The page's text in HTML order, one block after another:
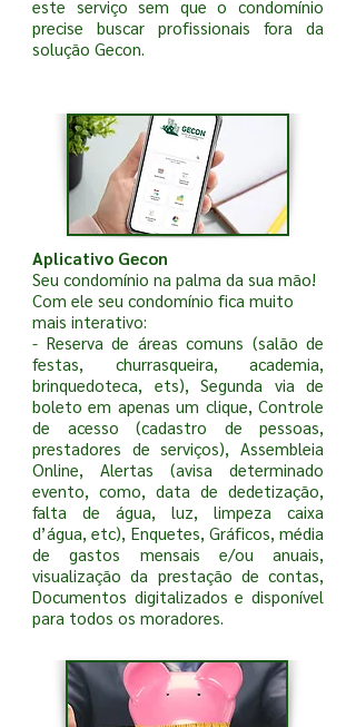
este serviço sem que o condomínio
precise buscar profissionais fora da
solução Gecon.
Aplicativo Gecon
Seu condomínio na palma da sua mão!
Com ele seu condomínio fica muito
mais interativo:
- Reserva de áreas comuns (salão de
festas, churrasqueira, academia,
brinquedoteca, ets), Segunda via de
boleto em apenas um clique, Controle
de acesso (cadastro de pessoas,
prestadores de serviços), Assembleia
Online, Alertas (avisa determinado
evento, como, data de dedetização,
falta de água, luz, limpeza caixa
d’água, etc), Enquetes, Gráficos, média
de gastos mensais e/ou anuais,
visualização da prestação de contas,
Documentos digitalizados e disponível
para todos os moradores.